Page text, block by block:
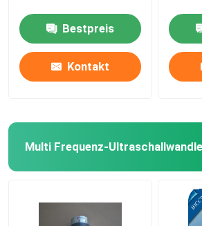
Bestpreis
Kontakt
Multi Frequenz-